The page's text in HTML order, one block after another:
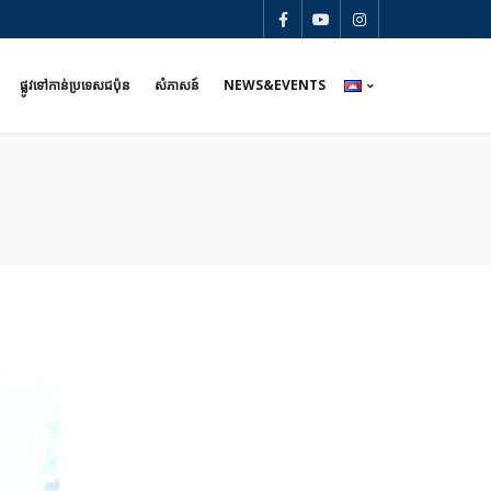
ផ្លូវទៅកាន់ប្រទេសជប៉ុន សំភាសន៍ NEWS&EVENTS